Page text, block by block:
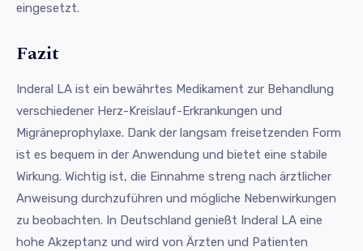
eingesetzt.
Fazit
Inderal LA ist ein bewährtes Medikament zur Behandlung
verschiedener Herz-Kreislauf-Erkrankungen und
Migräneprophylaxe. Dank der langsam freisetzenden Form
ist es bequem in der Anwendung und bietet eine stabile
Wirkung. Wichtig ist, die Einnahme streng nach ärztlicher
Anweisung durchzuführen und mögliche Nebenwirkungen
zu beobachten. In Deutschland genießt Inderal LA eine
hohe Akzeptanz und wird von Ärzten und Patienten